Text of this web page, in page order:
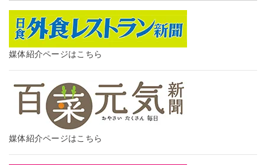
媒体紹介ページはこちら
媒体紹介ページはこちら